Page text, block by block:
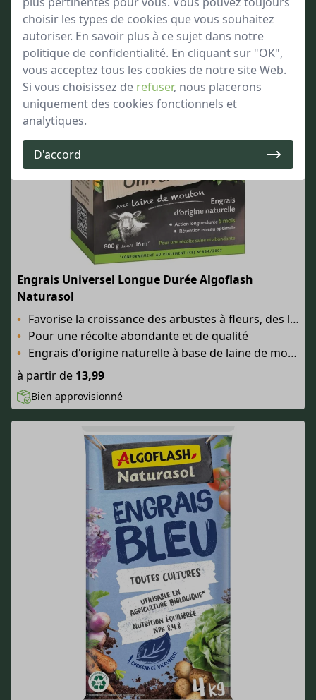
choisir les types de cookies que vous souhaitez
autoriser. En savoir plus à ce sujet dans notre
politique de confidentialité. En cliquant sur "OK",
vous acceptez tous les cookies de notre site Web.
Si vous choisissez de refuser, nous placerons
uniquement des cookies fonctionnels et
analytiques.
D'accord
Engrais Universel Longue Durée Algoflash
Naturasol
Favorise la croissance des arbustes à fleurs, des légumes du potager et des arbres fruitiers
Pour une récolte abondante et de qualité
Engrais d'origine naturelle à base de laine de mouton
à partir de 13,99
Bien approvisionné